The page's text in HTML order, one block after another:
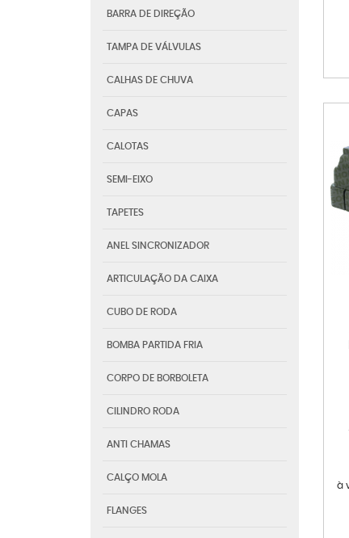
BARRA DE DIREÇÃO
TAMPA DE VÁLVULAS
CALHAS DE CHUVA
CAPAS
CALOTAS
SEMI-EIXO
TAPETES
ANEL SINCRONIZADOR
ARTICULAÇÃO DA CAIXA
CUBO DE RODA
BOMBA PARTIDA FRIA
CORPO DE BORBOLETA
CILINDRO RODA
ANTI CHAMAS
CALÇO MOLA
FLANGES
à